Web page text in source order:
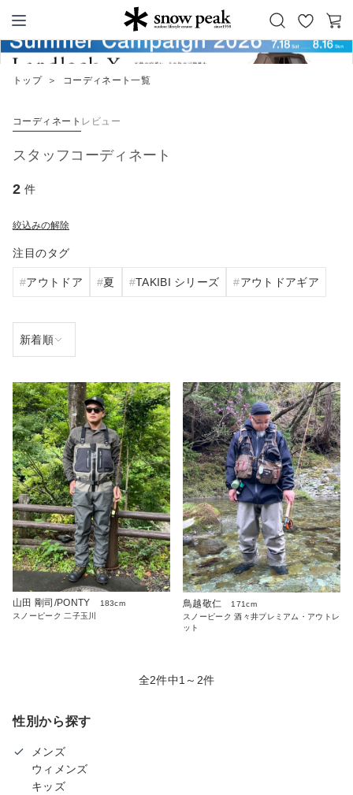
Snow Peak
お
気
カ
ー
トップ ＞ コーディネート一覧
コーディネート レビュー
スタッフコーディネート
2 件
絞込みの解除
注目のタグ
アウトドア 夏 TAKIBI シリーズ アウトドアギア
山田 剛司/PONTY
183cm
スノーピーク 二子玉川
鳥越敬仁
171cm
スノーピーク 酒々井プレミアム・アウトレ
ット
全2件中1～2件
性別から探す
メンズ
ウィメンズ
キッズ